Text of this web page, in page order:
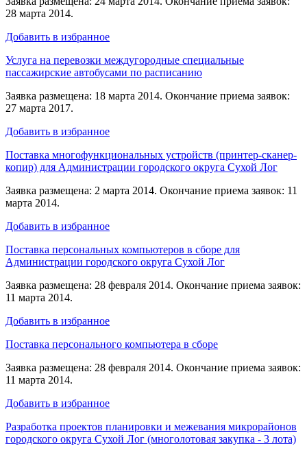
28 марта 2014.
Добавить в избранное
Услуга на перевозки междугородные специальные
пассажирские автобусами по расписанию
Заявка размещена: 18 марта 2014. Окончание приема заявок:
27 марта 2017.
Добавить в избранное
Поставка многофункциональных устройств (принтер-сканер-
копир) для Администрации городского округа Сухой Лог
Заявка размещена: 2 марта 2014. Окончание приема заявок: 11
марта 2014.
Добавить в избранное
Поставка персональных компьютеров в сборе для
Администрации городского округа Сухой Лог
Заявка размещена: 28 февраля 2014. Окончание приема заявок:
11 марта 2014.
Добавить в избранное
Поставка персонального компьютера в сборе
Заявка размещена: 28 февраля 2014. Окончание приема заявок:
11 марта 2014.
Добавить в избранное
Разработка проектов планировки и межевания микрорайонов
городского округа Сухой Лог (многолотовая закупка - 3 лота)